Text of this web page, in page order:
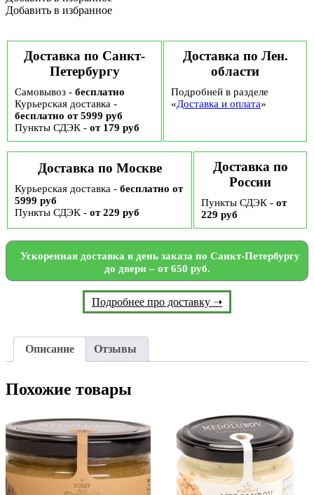
набор
№104
ассортименте)
Добавить в избранное
Доставка по Санкт-
Петербургу
Самовывоз - бесплатно
Курьерская доставка -
бесплатно от 5999 руб
Пункты СДЭК - от 179 руб
Доставка по Лен.
области
Подробней в разделе
«Доставка и оплата»
Доставка по Москве
Курьерская доставка - бесплатно от
5999 руб
Пункты СДЭК - от 229 руб
Доставка по
России
Пункты СДЭК - от
229 руб
Ускоренная доставка в день заказа по Санкт-Петербургу
до двери – от 650 руб.
Подробнее про доставку ➝
Описание Отзывы
Похожие товары